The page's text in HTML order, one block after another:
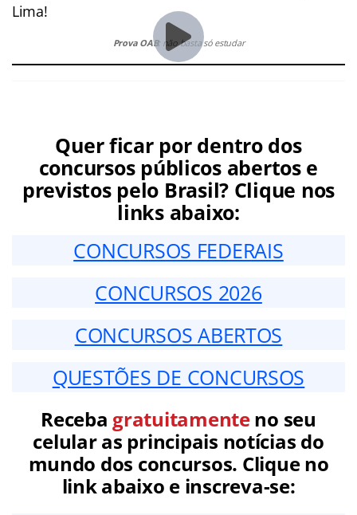
Lima!
Prova OAB: não basta só estudar
Quer ficar por dentro dos
concursos públicos abertos e
previstos pelo Brasil? Clique nos
links abaixo:
CONCURSOS FEDERAIS
CONCURSOS 2026
CONCURSOS ABERTOS
QUESTÕES DE CONCURSOS
Receba gratuitamenteno seu
celular as principais notícias do
mundo dos concursos. Clique no
link abaixo e inscreva-se: